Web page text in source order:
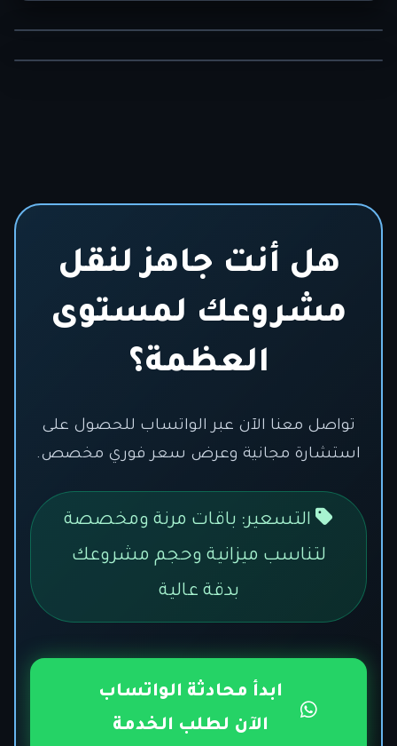
هل أنت جاهز لنقل
مشروعك لمستوى
العظمة؟
تواصل معنا الآن عبر الواتساب للحصول على
استشارة مجانية وعرض سعر فوري مخصص.
التسعير: باقات مرنة ومخصصة
لتناسب ميزانية وحجم مشروعك
بدقة عالية
ابدأ محادثة الواتساب
الآن لطلب الخدمة